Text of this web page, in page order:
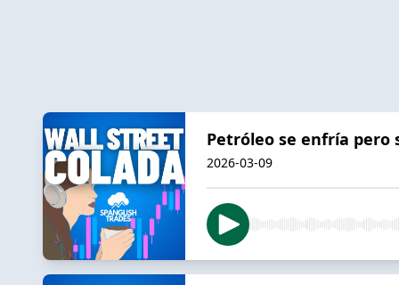
Petróleo se enfría pero
2026-03-09